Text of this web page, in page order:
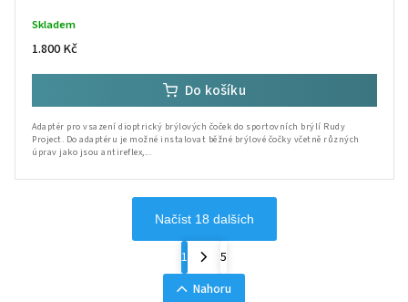
Skladem
1.800 Kč
Do košíku
Adaptér pro vsazení dioptrický brýlových čoček do sportovních brýlí Rudy
Project. Do adaptéru je možné instalovat běžné brýlové čočky včetně různých
úprav jako jsou antireflex,...
Načíst 18 dalších
1
5
Nahoru